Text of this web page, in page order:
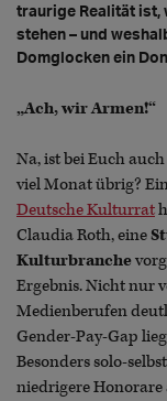
traurige Realität ist,
stehen – und
Domglocken ein
„Ach, wir Armen!“
Na, ist bei Euch
viel Monat übrig?
Deutsche Kulturrat
Claudia Roth, eine
Kulturbranche
Ergebnis. Nicht nur
Medienberufen
Gender-Pay-Gap
Besonders solo-
niedrigere Honorare